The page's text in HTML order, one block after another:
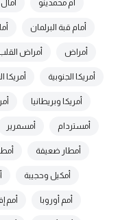
أم محمدينو
أمام قبة البرلمان
أمراض أمراض
أمريكا الجنوبية أمريكا
أمريكا وبريطانيا
أمستردام أمسمرير
أمطار ضعيفة
أمكيل وحجيبة
أمم أوروبا أمم